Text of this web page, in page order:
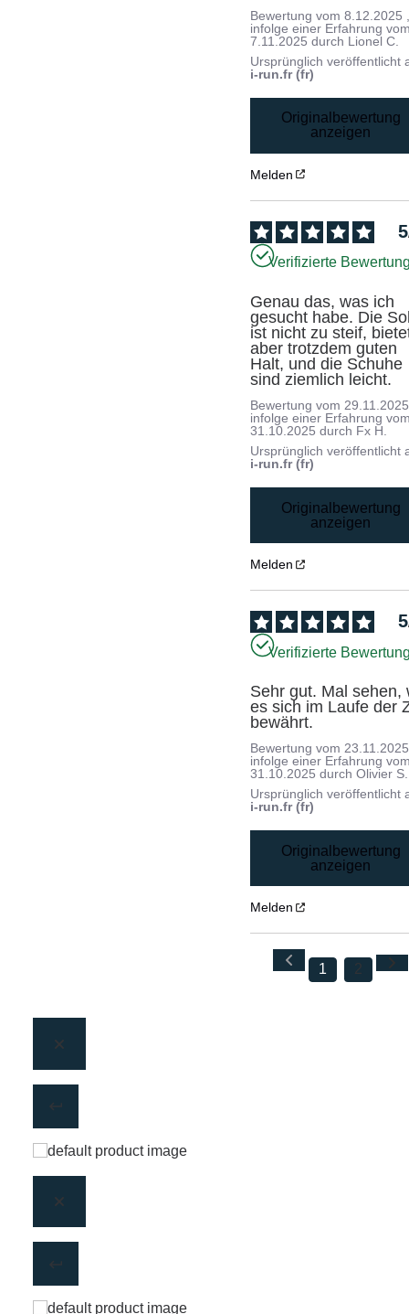
Bewertung vom8.12.2025
infolge einer Erfahrung
7.11.2025 durch Lionel C.
Ursprünglich veröffentlicht
i-run.fr (fr)
Originalbewertung
anzeigen
Melden
5
Verifizierte
Genau das, was ich
gesucht habe. Die
ist nicht zu steif,
aber trotzdem guten
Halt, und die Schuhe
sind ziemlich leicht.
Bewertung vom 29.11.2025
infolge einer Erfahrung
31.10.2025 durch Fx H.
Ursprünglich veröffentlicht
i-run.fr (fr)
Originalbewertung
anzeigen
Melden
5
Verifizierte
Sehr gut. Mal sehen,
es sich im Laufe der
bewährt.
Bewertung vom23.11.2025
infolge einer Erfahrung
31.10.2025 durchOlivier S.
Ursprünglich veröffentlicht
i-run.fr (fr)
Originalbewertung
anzeigen
Melden
1 2